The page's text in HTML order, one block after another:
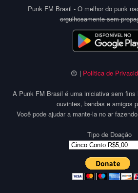
Punk FM Brasil - O melhor do punk
orgulhosamente sem
😞 | Política de
A Punk FM Brasil é uma iniciativa sem fins
ouvintes, bandas e amigos
Você pode ajudar a mante-la no ar
Tipo de Doação